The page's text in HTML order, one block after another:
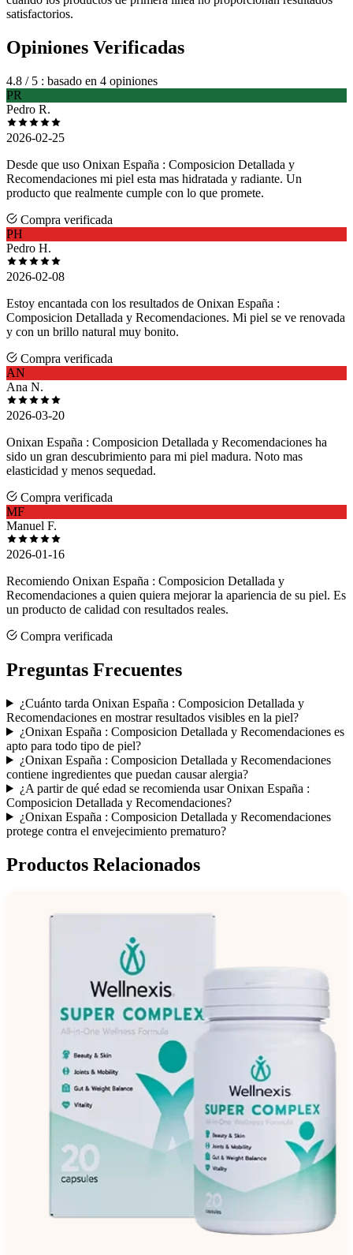
satisfactorios.
Opiniones Verificadas
4.8 / 5 : basado en 4 opiniones
PR
Pedro R.
2026-02-25
Desde que uso Onixan España : Composicion Detallada y
Recomendaciones mi piel esta mas hidratada y radiante. Un
producto que realmente cumple con lo que promete.
Compra verificada
PH
Pedro H.
2026-02-08
Estoy encantada con los resultados de Onixan España :
Composicion Detallada y Recomendaciones. Mi piel se ve renovada
y con un brillo natural muy bonito.
Compra verificada
AN
Ana N.
2026-03-20
Onixan España : Composicion Detallada y Recomendaciones ha
sido un gran descubrimiento para mi piel madura. Noto mas
elasticidad y menos sequedad.
Compra verificada
MF
Manuel F.
2026-01-16
Recomiendo Onixan España : Composicion Detallada y
Recomendaciones a quien quiera mejorar la apariencia de su piel. Es
un producto de calidad con resultados reales.
Compra verificada
Preguntas Frecuentes
¿Cuánto tarda Onixan España : Composicion Detallada y
Recomendaciones en mostrar resultados visibles en la piel?
¿Onixan España : Composicion Detallada y Recomendaciones es
apto para todo tipo de piel?
¿Onixan España : Composicion Detallada y Recomendaciones
contiene ingredientes que puedan causar alergia?
¿A partir de qué edad se recomienda usar Onixan España :
Composicion Detallada y Recomendaciones?
¿Onixan España : Composicion Detallada y Recomendaciones
protege contra el envejecimiento prematuro?
Productos Relacionados